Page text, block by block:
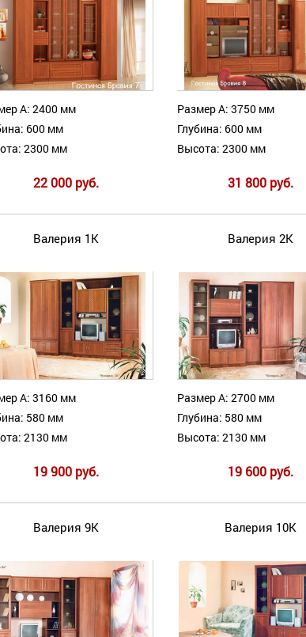
А: 2400 мм
600 мм
2300 мм
22 000 руб.
Размер А: 3750 мм
Глубина: 600 мм
Высота: 2300 мм
31 800 руб.
Валерия 1К
А: 3160 мм
580 мм
2130 мм
19 900 руб.
Валерия 2К
Размер А: 2700 мм
Глубина: 580 мм
Высота: 2130 мм
19 600 руб.
Валерия 9К Валерия 10К